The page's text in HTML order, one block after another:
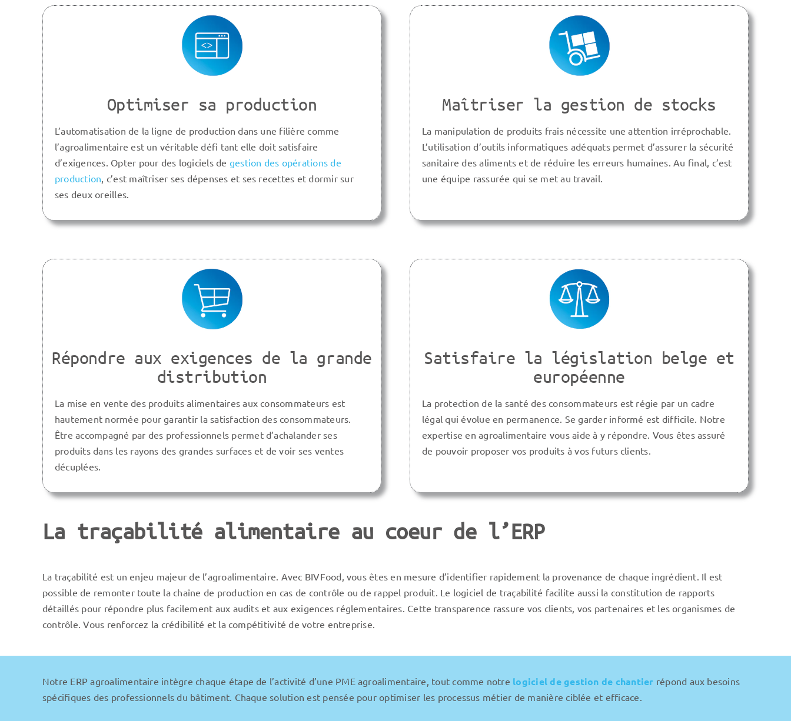
Optimiser sa production
L’automatisation de la ligne de production dans une filière comme
l’agroalimentaire est un véritable défi tant elle doit satisfaire
d’exigences. Opter pour des logiciels de gestion des opérations de
production, c’est maîtriser ses dépenses et ses recettes et dormir sur
ses deux oreilles.
Maîtriser la gestion de stocks
La manipulation de produits frais nécessite une attention irréprochable.
L’utilisation d’outils informatiques adéquats permet d’assurer la sécurité
sanitaire des aliments et de réduire les erreurs humaines. Au final, c’est
une équipe rassurée qui se met au travail.
Répondre aux exigences de la grande
distribution
La mise en vente des produits alimentaires aux consommateurs est
hautement normée pour garantir la satisfaction des consommateurs.
Être accompagné par des professionnels permet d’achalander ses
produits dans les rayons des grandes surfaces et de voir ses ventes
décuplées.
Satisfaire la législation belge et
européenne
La protection de la santé des consommateurs est régie par un cadre
légal qui évolue en permanence. Se garder informé est difficile. Notre
expertise en agroalimentaire vous aide à y répondre. Vous êtes assuré
de pouvoir proposer vos produits à vos futurs clients.
La traçabilité alimentaire au coeur de l’ERP
La traçabilité est un enjeu majeur de l’agroalimentaire. Avec BIVFood, vous êtes en mesure d’identifier rapidement la provenance de chaque ingrédient. Il est
possible de remonter toute la chaîne de production en cas de contrôle ou de rappel produit. Le logiciel de traçabilité facilite aussi la constitution de rapports
détaillés pour répondre plus facilement aux audits et aux exigences réglementaires. Cette transparence rassure vos clients, vos partenaires et les organismes de
contrôle. Vous renforcez la crédibilité et la compétitivité de votre entreprise.
Notre ERP agroalimentaire intègre chaque étape de l’activité d’une PME agroalimentaire, tout comme notre logiciel de gestion de chantier répond aux besoins
spécifiques des professionnels du bâtiment. Chaque solution est pensée pour optimiser les processus métier de manière ciblée et efficace.